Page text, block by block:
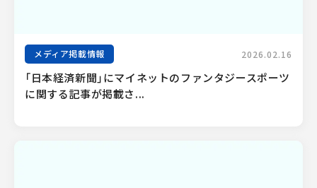
メディア掲載情報 2026.02.16
「日本経済新聞」にマイネットのファンタジースポーツ
に関する記事が掲載さ...